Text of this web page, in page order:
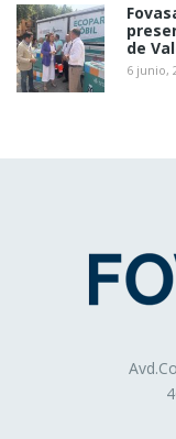
de
6 junio,